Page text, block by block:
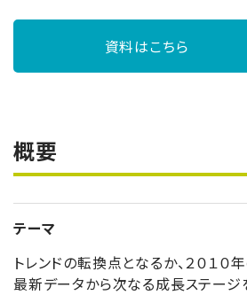
資料はこちら
概要
テーマ
トレンドの転換点となるか、２０１
最新データから次なる成長ステージ